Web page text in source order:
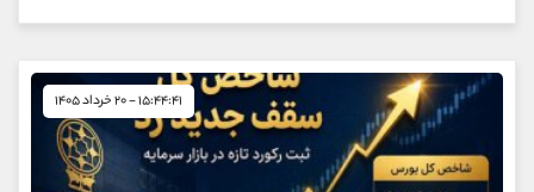
۱۵:۴۴:۴۱ - ۲۰ خرداد ۱۴۰۵